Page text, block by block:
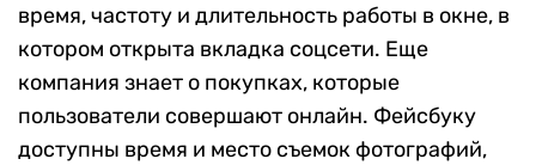
время, частоту и длительность работы в окне, в
котором открыта вкладка соцсети. Еще
компания знает о покупках, которые
пользователи совершают онлайн. Фейсбуку
доступны время и место съемок фотографий,